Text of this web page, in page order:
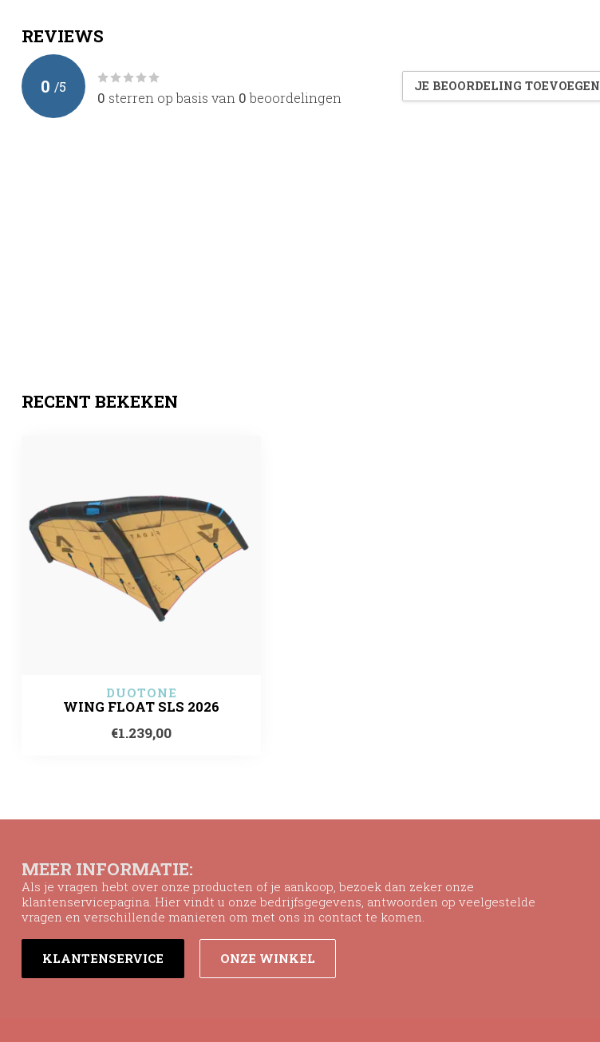
REVIEWS
0 /5
0 sterren op basis van 0beoordelingen
JE BEOORDELING TOEVOEGEN
RECENT BEKEKEN
DUOTONE
WING FLOAT SLS 2026
€1.239,00
MEER INFORMATIE:
Als je vragen hebt over onze producten of je aankoop, bezoek dan zeker onze
klantenservicepagina. Hier vindt u onze bedrijfsgegevens, antwoorden op veelgestelde
vragen en verschillende manieren om met ons in contact te komen.
KLANTENSERVICE ONZE WINKEL